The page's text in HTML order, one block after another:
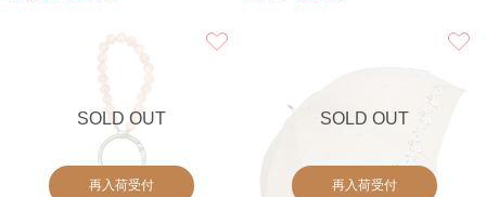
SOLD OUT
再入荷受付
SOLD OUT
再入荷受付